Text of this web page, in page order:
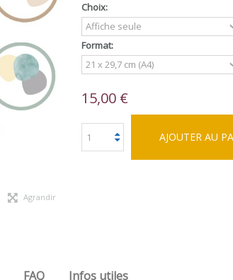
Agrandir
Choix:
Format:
15,00 €
AJOUTER AU
FAQ Infos utiles